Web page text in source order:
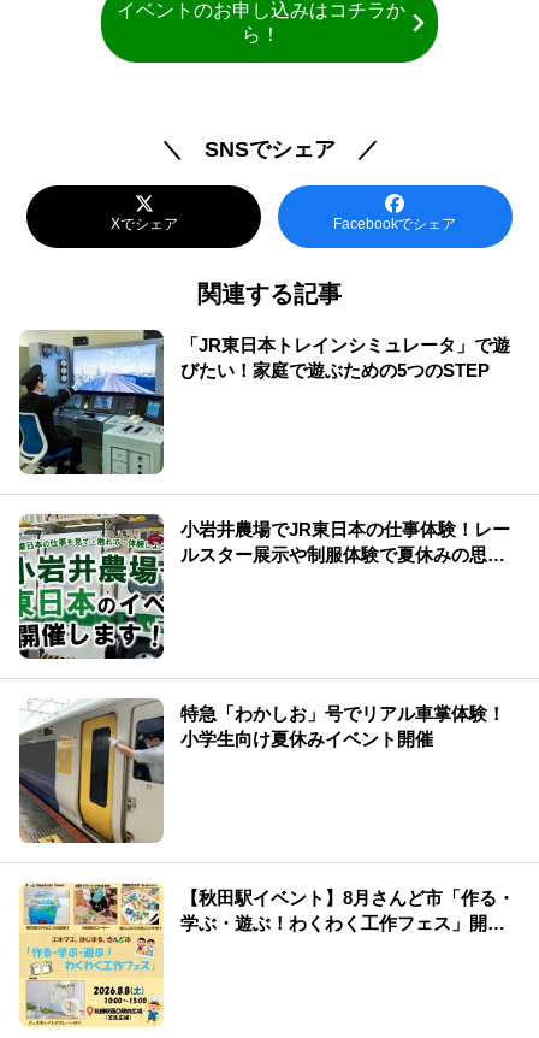
イベントのお申し込みはコチラか
ら！
＼ SNSでシェア ／
Xでシェア Facebookでシェア
関連する記事
「JR東日本トレインシミュレータ」で遊
びたい！家庭で遊ぶための5つのSTEP
小岩井農場でJR東日本の仕事体験！レー
ルスター展示や制服体験で夏休みの思い
特急「わかしお」号でリアル車掌体験！
小学生向け夏休みイベント開催
【秋田駅イベント】8月さんど市「作る・
学ぶ・遊ぶ！わくわく工作フェス」開